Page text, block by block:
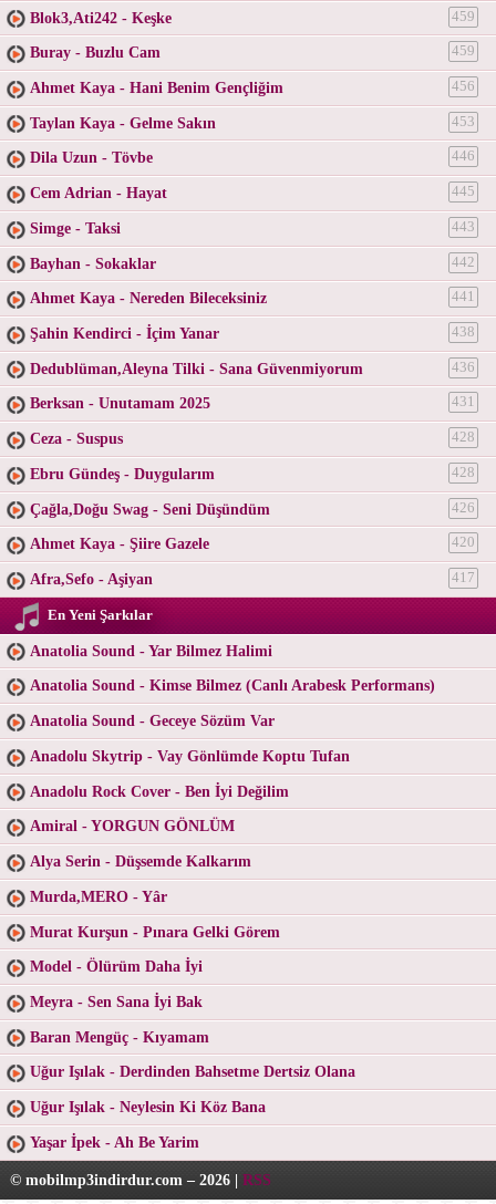
Blok3,Ati242 - Keşke 459
Buray - Buzlu Cam 459
Ahmet Kaya - Hani Benim Gençliğim 456
Taylan Kaya - Gelme Sakın 453
Dila Uzun - Tövbe 446
Cem Adrian - Hayat 445
Simge - Taksi 443
Bayhan - Sokaklar 442
Ahmet Kaya - Nereden Bileceksiniz 441
Şahin Kendirci - İçim Yanar 438
Dedublüman,Aleyna Tilki - Sana Güvenmiyorum 436
Berksan - Unutamam 2025 431
Ceza - Suspus 428
Ebru Gündeş - Duygularım 428
Çağla,Doğu Swag - Seni Düşündüm 426
Ahmet Kaya - Şiire Gazele 420
Afra,Sefo - Aşiyan 417
En Yeni Şarkılar
Anatolia Sound - Yar Bilmez Halimi
Anatolia Sound - Kimse Bilmez (Canlı Arabesk Performans)
Anatolia Sound - Geceye Sözüm Var
Anadolu Skytrip - Vay Gönlümde Koptu Tufan
Anadolu Rock Cover - Ben İyi Değilim
Amiral - YORGUN GÖNLÜM
Alya Serin - Düşsemde Kalkarım
Murda,MERO - Yâr
Murat Kurşun - Pınara Gelki Görem
Model - Ölürüm Daha İyi
Meyra - Sen Sana İyi Bak
Baran Mengüç - Kıyamam
Uğur Işılak - Derdinden Bahsetme Dertsiz Olana
Uğur Işılak - Neylesin Ki Köz Bana
Yaşar İpek - Ah Be Yarim
© mobilmp3indirdur.com – 2026 | RSS